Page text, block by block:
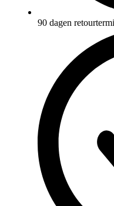
90 dagen